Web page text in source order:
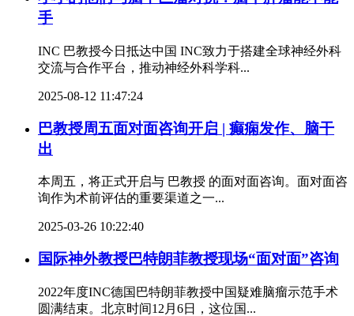
手
INC 巴教授今日抵达中国 INC致力于搭建全球神经外科
交流与合作平台，推动神经外科学科...
2025-08-12 11:47:24
巴教授周五面对面咨询开启 | 癫痫发作、脑干
出
本周五，将正式开启与 巴教授 的面对面咨询。面对面咨
询作为术前评估的重要渠道之一...
2025-03-26 10:22:40
国际神外教授巴特朗菲教授现场“面对面”咨询
2022年度INC德国巴特朗菲教授中国疑难脑瘤示范手术
圆满结束。北京时间12月6日，这位国...